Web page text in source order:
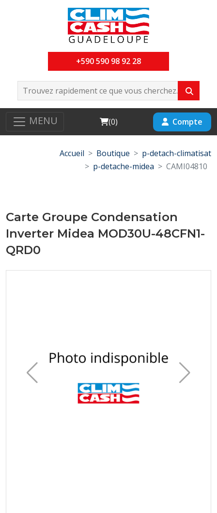
+590 590 98 92 28
MENU Cart
(0) Compte
Accueil Boutique
p-detach-climatisat
p-detache-midea
CAMI04810
Carte Groupe Condensation
Inverter Midea MOD30U-48CFN1-
QRD0